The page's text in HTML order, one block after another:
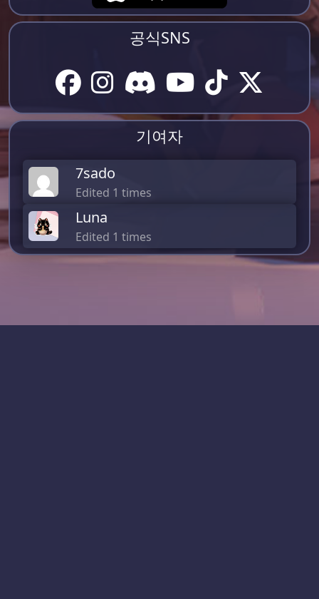
공식SNS
기여자
7sado
Edited 1 times
Luna
Edited 1 times